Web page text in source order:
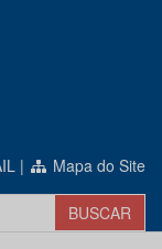
| Mapa do Site